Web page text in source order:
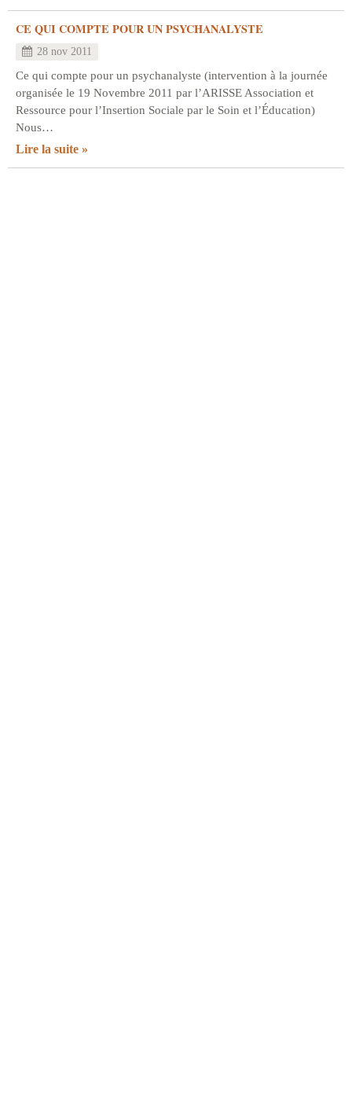
CE QUI COMPTE POUR UN PSYCHANALYSTE
28 nov 2011
Ce qui compte pour un psychanalyste (intervention à la journée
organisée le 19 Novembre 2011 par l’ARISSE Association et
Ressource pour l’Insertion Sociale par le Soin et l’Éducation)
Nous…
Lire la suite